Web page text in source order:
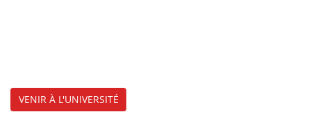
VENIR À L'UNIVERSITÉ